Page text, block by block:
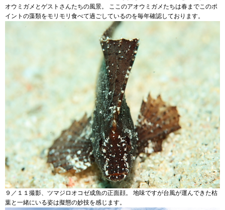
オウミガメとゲストさんたちの風景。 ここのアオウミガメたちは春までこのポ
イントの藻類をモリモリ食べて過ごしているのを毎年確認しております。
９／１１撮影、ツマジロオコゼ成魚の正面顔。 地味ですが台風が運んできた枯
葉と一緒にいる姿は擬態の妙技を感じます。